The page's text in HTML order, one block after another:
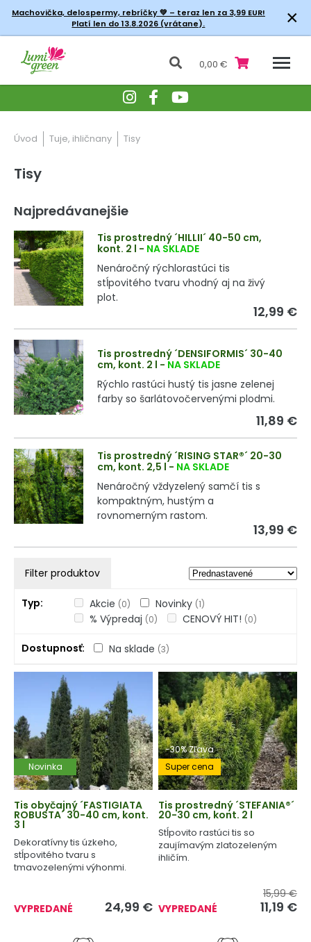
Machovička, delospermy, rebríčky💚 – teraz len za 3,99 EUR!
Platí len do 13.8.2026 (vrátane).
×
0,00 €
Úvod Tuje, ihličnany Tisy
Tisy
Najpredávanejšie
Tis prostredný ´HILLII´ 40-50 cm,
kont. 2 l - NA SKLADE
Nenáročný rýchlorastúci tis
stĺpovitého tvaru vhodný aj na živý
plot.
12,99 €
Tis prostredný ´DENSIFORMIS´ 30-40
cm, kont. 2 l - NA SKLADE
Rýchlo rastúci hustý tis jasne zelenej
farby so šarlátovočervenými plodmi.
11,89 €
Tis prostredný ´RISING STAR®´ 20-30
cm, kont. 2,5 l- NA SKLADE
Nenáročný vždyzelený samčí tis s
kompaktným, hustým a
rovnomerným rastom.
13,99 €
Filter produktov
Typ Akcie (0) Novinky (1)
% Výpredaj (0) CENOVÝ HIT! (0)
Dostupnosť Na sklade (3)
Novinka
Tis obyčajný ´FASTIGIATA
ROBUSTA´ 30-40 cm, kont.
3 l
Dekoratívny tis úzkeho,
stĺpovitého tvaru s
tmavozelenými výhonmi.
VYPREDANÉ 24,99 €
-30% Zľava
Super cena
Tis prostredný ´STEFANIA®´
20-30 cm, kont. 2 l
Stĺpovito rastúci tis so
zaujímavým zlatozeleným
ihličím.
VYPREDANÉ
15,99 €
11,19 €